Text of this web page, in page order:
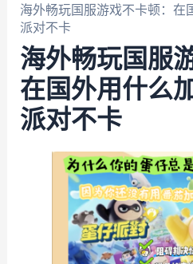
海外畅玩国服游戏不卡顿：在
派对不卡
海外畅玩国服
在国外用什么
派对不卡